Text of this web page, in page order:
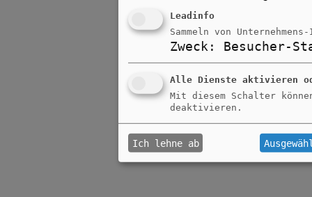
Leadinfo
Sammeln von
Zweck: Besucher-
Alle Dienste aktivieren
Mit diesem Schalter
deaktivieren.
Ich lehne ab